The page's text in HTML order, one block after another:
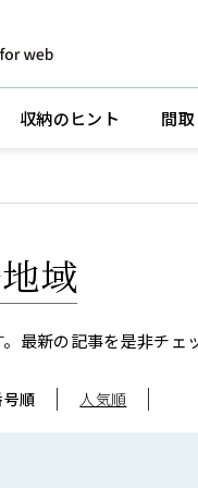
収納のヒント 間
域
最新の記事を是非チェ
順 人気順